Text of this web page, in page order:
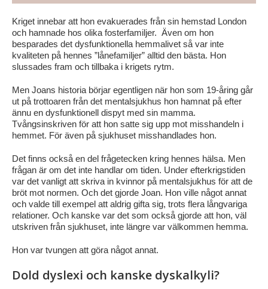
Kriget innebar att hon evakuerades från sin hemstad London
och hamnade hos olika fosterfamiljer. Även om hon
besparades det dysfunktionella hemmalivet så var inte
kvaliteten på hennes ”lånefamiljer” alltid den bästa. Hon
slussades fram och tillbaka i krigets rytm.
Men Joans historia börjar egentligen när hon som 19-åring går
ut på trottoaren från det mentalsjukhus hon hamnat på efter
ännu en dysfunktionell dispyt med sin mamma.
Tvångsinskriven för att hon satte sig upp mot misshandeln i
hemmet. För även på sjukhuset misshandlades hon.
Det finns också en del frågetecken kring hennes hälsa. Men
frågan är om det inte handlar om tiden. Under efterkrigstiden
var det vanligt att skriva in kvinnor på mentalsjukhus för att de
bröt mot normen. Och det gjorde Joan. Hon ville något annat
och valde till exempel att aldrig gifta sig, trots flera långvariga
relationer. Och kanske var det som också gjorde att hon, väl
utskriven från sjukhuset, inte längre var välkommen hemma.
Hon var tvungen att göra något annat.
Dold dyslexi och kanske dyskalkyli?